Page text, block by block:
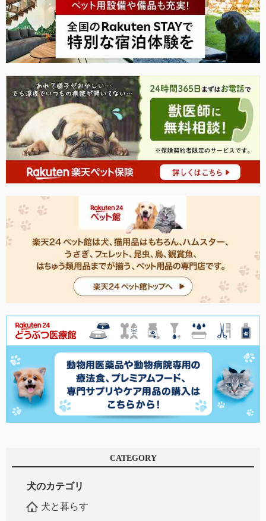
CATEGORY
犬のカテゴリ
犬と暮らす